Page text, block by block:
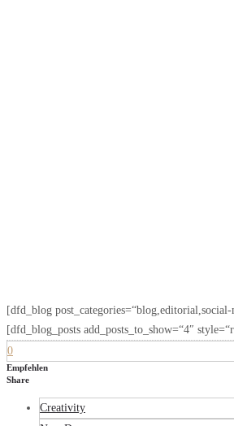
[dfd_blog
[dfd_blog_posts add_posts_to_show=“4″
0
Empfehlen
Share
Creativity